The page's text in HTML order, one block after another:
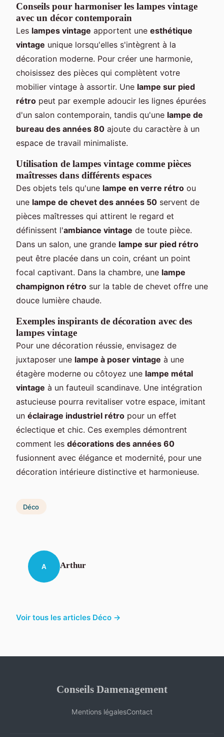
Conseils pour harmoniser les lampes vintage
avec un décor contemporain
Les lampes vintage apportent une esthétique
vintage unique lorsqu'elles s'intègrent à la
décoration moderne. Pour créer une harmonie,
choisissez des pièces qui complètent votre
mobilier vintage à assortir. Une lampe sur pied
rétro peut par exemple adoucir les lignes épurées
d'un salon contemporain, tandis qu'une lampe de
bureau des années 80 ajoute du caractère à un
espace de travail minimaliste.
Utilisation de lampes vintage comme pièces
maîtresses dans différents espaces
Des objets tels qu'une lampe en verre rétro ou
une lampe de chevet des années 50 servent de
pièces maîtresses qui attirent le regard et
définissent l'ambiance vintage de toute pièce.
Dans un salon, une grande lampe sur pied rétro
peut être placée dans un coin, créant un point
focal captivant. Dans la chambre, une lampe
champignon rétro sur la table de chevet offre une
douce lumière chaude.
Exemples inspirants de décoration avec des
lampes vintage
Pour une décoration réussie, envisagez de
juxtaposer une lampe à poser vintage à une
étagère moderne ou côtoyez une lampe métal
vintage à un fauteuil scandinave. Une intégration
astucieuse pourra revitaliser votre espace, imitant
un éclairage industriel rétro pour un effet
éclectique et chic. Ces exemples démontrent
comment les décorations des années 60
fusionnent avec élégance et modernité, pour une
décoration intérieure distinctive et harmonieuse.
Déco
A Arthur
Voir tous les articles Déco →
Conseils Damenagement
Mentions légalesContact